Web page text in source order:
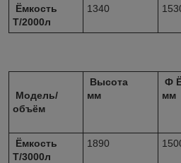
Ёмкость
Т/2000л
1340
Модель/
объём
Высота
мм
Ф
мм
Ёмкость
Т/3000л
1890